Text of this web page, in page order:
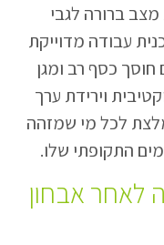
מצב ברורה לגבי
עבודה מדוייקת
חוסך כסף רב ומגן
וירידת ערך
לכל מי שמזהה
התקופתי שלו.
לאחר אבחון